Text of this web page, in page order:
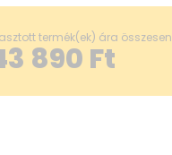
E
év
termék(ek) ára összesen
890 Ft